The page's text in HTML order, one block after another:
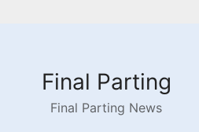
Final Parting
Final Parting News